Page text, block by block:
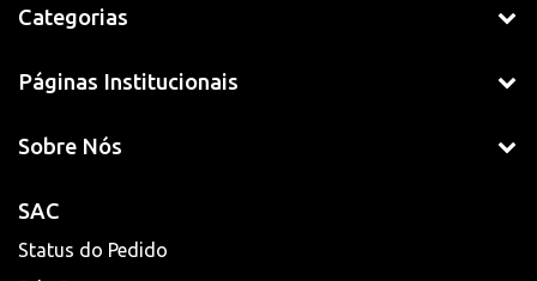
Categorias
Páginas Institucionais
Sobre Nós
SAC
Status do Pedido